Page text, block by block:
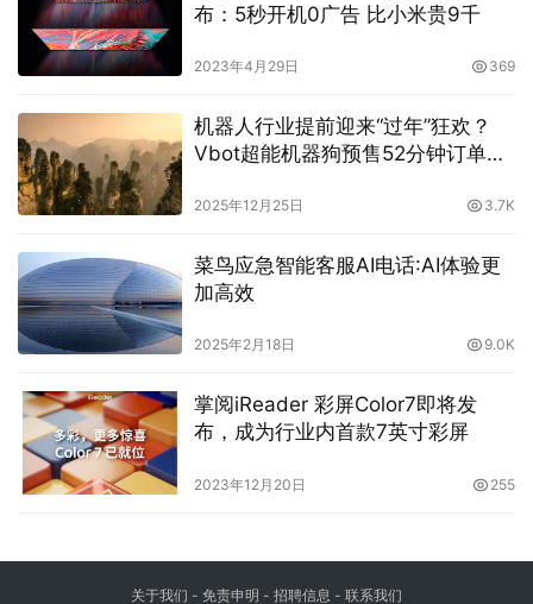
布：5秒开机0广告 比小米贵9千
2023年4月29日 369
机器人行业提前迎来“过年”狂欢？
Vbot超能机器狗预售52分钟订单破
2025年12月25日 3.7K
菜鸟应急智能客服AI电话:AI体验更
加高效
2025年2月18日 9.0K
掌阅iReader 彩屏Color7即将发
布，成为行业内首款7英寸彩屏
2023年12月20日 255
关于我们 - 免责申明 - 招聘信息 - 联系我们